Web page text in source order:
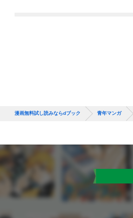
漫画無料試し読みならdブック 青年マンガ